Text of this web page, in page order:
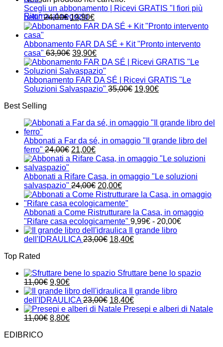
Ritorna al negozio
era:
24,00€.
è:
Scegli un abbonamento | Ricevi GRATIS "I fiori più
belli" 24,00€Il
prezzo
era:
24,00€.
19,90€Il
prezzo
è:
19,90€.
Abbonamento FAR DA SÉ + Kit "Pronto intervento
casa" 63,90€ Il
prezzo
originale
era:
63,90€.
39,90€Il
prezzo
attuale
è:
39,90€.
Abbonamento FAR DA SÉ | Ricevi GRATIS "Le
Soluzioni Salvaspazio" 35,00€ Il
35,00€.
19,90€Il
19,90€.
Best Selling
Abbonati a Far da sé, in omaggio "Il grande libro del
ferro" 24,00€ Il
prezzo
era:
24,00€.
21,00€Il
prezzo
è:
21,00€.
Abbonati a Rifare Casa, in omaggio "Le soluzioni
salvaspazio" 24,00€ Il
prezzo
originale
era:
24,00€.
20,00€Il
prezzo
attuale
è:
20,00€.
Abbonati a Come Ristrutturare la Casa, in omaggio
"Rifare casa ecologicamente" 9,99€ - 20,00€Fascia
20,00€
Il grande libro
dell'IDRAULICA 23,00€ Il
23,00€.
18,40€Il
18,40€.
Top Rated
Sfruttare bene lo spazio
11,00€ Il
prezzo
originale
era:
11,00€.
9,90€Il
prezzo
attuale
è:
9,90€.
Il grande libro
dell'IDRAULICA 23,00€ Il
prezzo
18,40€Il
prezzo
Presepi e alberi di Natale
11,00€ Il
8,80€Il
EDIBRICO